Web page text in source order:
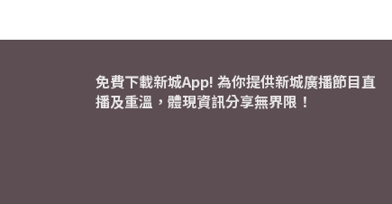
免費下載新城App! 為你提供新城廣播節目直
播及重溫，體現資訊分享無界限！